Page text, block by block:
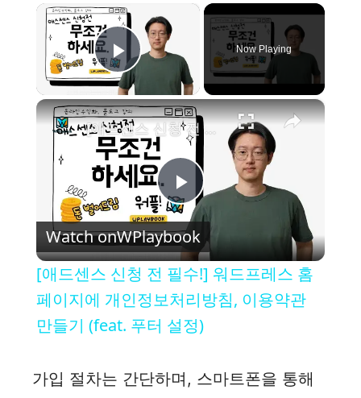
×
Play Video
Now Playing
×
P
l
a
[애드센스 신청 전 필수!] 워드프레스 홈페이지에 개인정보처리방침, 이용약관 만들기 (feat. 푸터 설정)
Watch onWPlaybook
[애드센스 신청 전 필수!] 워드프레스 홈
페이지에 개인정보처리방침, 이용약관
만들기 (feat. 푸터 설정)
가입 절차는 간단하며, 스마트폰을 통해